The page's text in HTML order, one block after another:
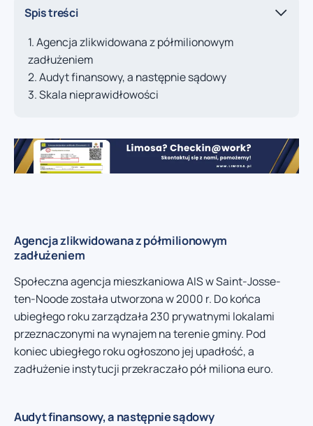
Spis treści
Agencja zlikwidowana z półmilionowym
zadłużeniem
Audyt finansowy, a następnie sądowy
Skala nieprawidłowości
Agencja zlikwidowana z półmilionowym
zadłużeniem
Społeczna agencja mieszkaniowa AIS w Saint-Josse-
ten-Noode została utworzona w 2000 r. Do końca
ubiegłego roku zarządzała 230 prywatnymi lokalami
przeznaczonymi na wynajem na terenie gminy. Pod
koniec ubiegłego roku ogłoszono jej upadłość, a
zadłużenie instytucji przekraczało pół miliona euro.
Audyt finansowy, a następnie sądowy